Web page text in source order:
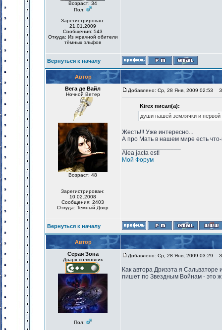
Возраст: 34
Пол:
Зарегистрирован:
21.01.2009
Сообщения: 543
Откуда: Из мрачной обители
тёмных эльфов
Вернуться к началу
Автор
Вега де Вайл
Ночной Ветер
Возраст: 48
Зарегистрирован:
10.02.2008
Сообщения: 2403
Откуда: Темный Двор
Добавлено: Ср, 28 Янв, 2009 02:53
Kirex писал(а):
души нашей землячки и
Жесть!!! Уже интересно...
А про Мать в нашем мире есть
Alea jacta est!
Мой Форум
Вернуться к началу
Автор
Серая Зона
Дварх-полковник
Пол:
Добавлено: Ср, 28 Янв, 2009 03:29
Как автора Дриззта я Сальваторе
пишет по Звездным Войнам - это